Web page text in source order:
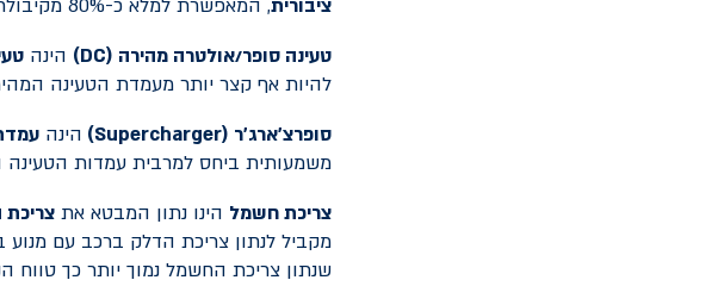
ציבורית, המאפשרת למלא כ-80% מקיבולת הסוללה בתוך כחצי שעה.
טעינה סופר/אולטרה מהירה (DC
) הינה
להיות אף קצר יותר מעמדת הטעינה
סופרצ'ארג'ר (Supercharger
) הינה
משמעותית ביחס למרבית עמדות הטעינה
צריכת חשמל הינו נתון המבטא את
מקביל לנתון צריכת הדלק ברכב עם
שנתון צריכת החשמל נמוך יותר כך טווח